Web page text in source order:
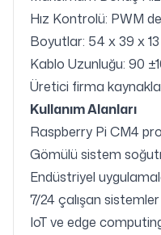
Hız Kontrolü: PWM
Boyutlar: 54 x 39 x
Kablo Uzunluğu: 90
Üretici firma
Kullanım Alanları
Raspberry Pi CM4
Gömülü sistem
Endüstriyel
7/24 çalışan sistemler
IoT ve edge